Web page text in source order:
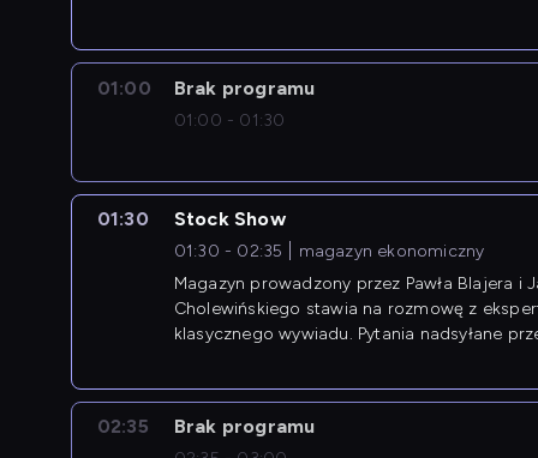
01:00 Brak programu
01:00 - 01:30
01:30 Stock Show
01:30 - 02:35
magazyn ekonomiczny
Magazyn prowadzony przez Pawła Blajera i
Cholewińskiego stawia na rozmowę z
klasycznego wywiadu. Pytania nadsyłane
02:35 Brak programu